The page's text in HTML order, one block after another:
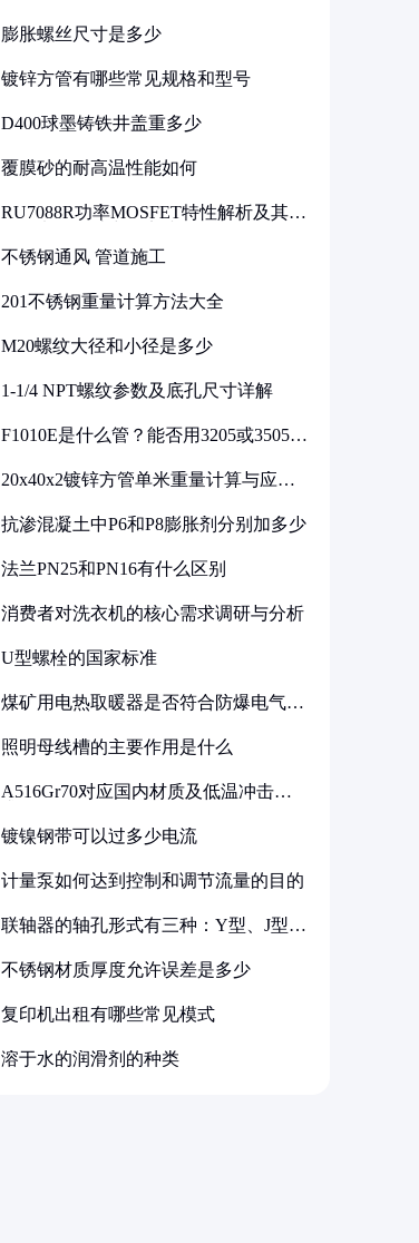
膨胀螺丝尺寸是多少
镀锌方管有哪些常见规格和型号
D400球墨铸铁井盖重多少
覆膜砂的耐高温性能如何
RU7088R功率MOSFET特性解析及其在
不锈钢通风 管道施工
201不锈钢重量计算方法大全
M20螺纹大径和小径是多少
1-1/4 NPT螺纹参数及底孔尺寸详解
F1010E是什么管？能否用3205或3505代
20x40x2镀锌方管单米重量计算与应用
抗渗混凝土中P6和P8膨胀剂分别加多少
法兰PN25和PN16有什么区别
消费者对洗衣机的核心需求调研与分析
U型螺栓的国家标准
煤矿用电热取暖器是否符合防爆电气设
照明母线槽的主要作用是什么
A516Gr70对应国内材质及低温冲击要
镀镍钢带可以过多少电流
计量泵如何达到控制和调节流量的目的
联轴器的轴孔形式有三种：Y型、J型、
不锈钢材质厚度允许误差是多少
复印机出租有哪些常见模式
溶于水的润滑剂的种类